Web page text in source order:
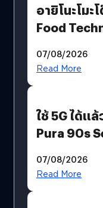
อายิโนะโมะ
Food
บริโภคและ
07/08/2026
Read More
ใช้ 5G ได้แ
Pura 90s
07/08/2026
Read More